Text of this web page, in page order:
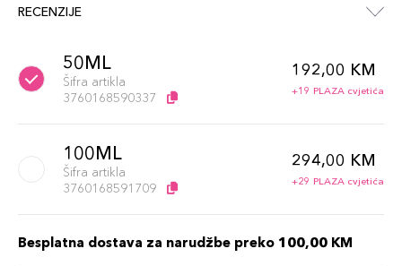
RECENZIJE
50ML
Šifra artikla
3760168590337
192,00 KM
+19 PLAZA cvjetića
100ML
Šifra artikla
3760168591709
294,00 KM
+29 PLAZA cvjetića
Besplatna dostava za narudžbe preko 100,00 KM